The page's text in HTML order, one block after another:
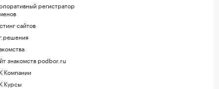
регистратор
сайтов
знакомств podbor.ru
Компании
Курсы